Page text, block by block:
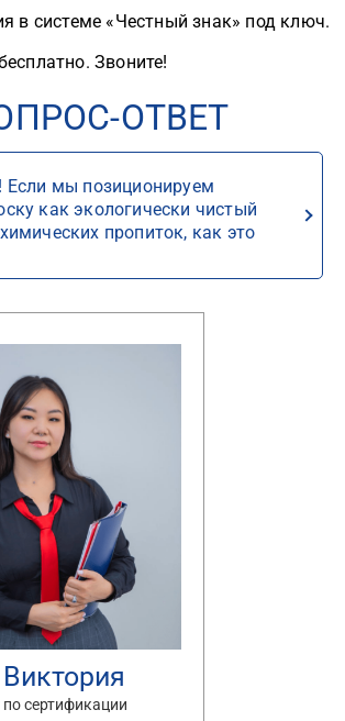
в системе «Честный знак» под ключ.
Звоните!
ОТВЕТ
Если мы позиционируем
как экологически чистый
пропиток, как это
по сертификации